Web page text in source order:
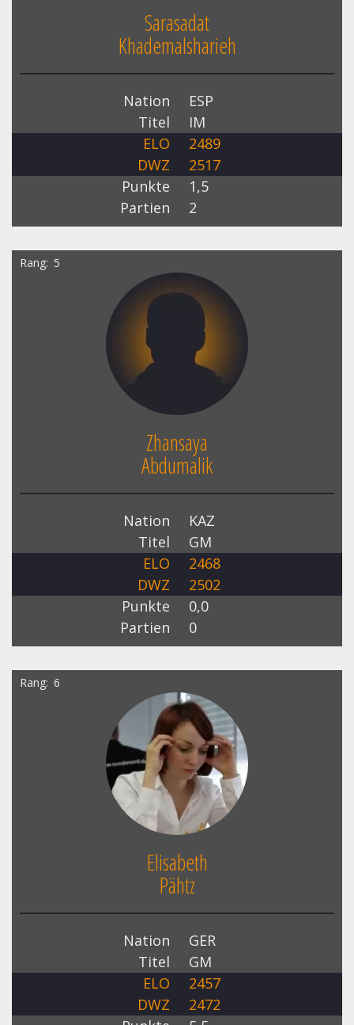
Sarasadat
Khademalsharieh
Nation
ESP
Titel
IM
ELO
2489
DWZ
2517
Punkte
1,5
Partien
2
Rang 5
Zhansaya
Abdumalik
Nation
KAZ
Titel
GM
ELO
2468
DWZ
2502
Punkte
0,0
Partien
0
Rang 6
Elisabeth
Pähtz
Nation
GER
Titel
GM
ELO
2457
DWZ
2472